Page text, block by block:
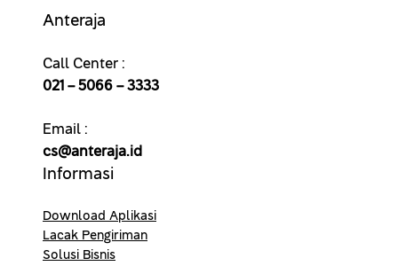
Anteraja
Call Center :
021 – 5066 – 3333
Email :
cs@anteraja.id
Informasi
Download Aplikasi
Lacak Pengiriman
Solusi Bisnis